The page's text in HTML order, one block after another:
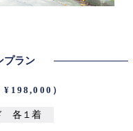
プラン
¥198,000）
各１着